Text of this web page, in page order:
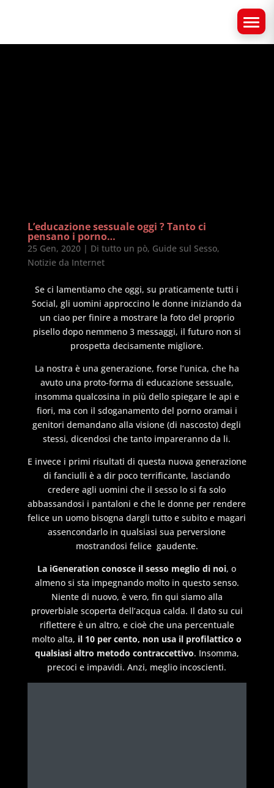
L’educazione sessuale oggi ? Tanto ci
pensano i porno…
25 Gen, 2020| Di tutto un pò, Guide sul Sesso,
Notizie da Internet
Se ci lamentiamo che oggi, su praticamente tutti i
Social, gli uomini approccino le donne iniziando da
un ciao per finire a mostrare la foto del proprio
pisello dopo nemmeno 3 messaggi, il futuro non si
prospetta decisamente migliore.
La nostra è una generazione, forse l’unica, che ha
avuto una proto-forma di educazione sessuale,
insomma qualcosina in più dello spiegare le api e
fiori, ma con il sdoganamento del porno oramai i
genitori demandano alla visione (di nascosto) degli
stessi, dicendosi che tanto impareranno da li.
E invece i primi risultati di questa nuova generazione
di fanciulli è a dir poco terrificante, lasciando
credere agli uomini che il sesso lo si fa solo
abbassandosi i pantaloni e che le donne per rendere
felice un uomo bisogna dargli tutto e subito e magari
assencondarlo in qualsiasi sua perversione
mostrandosi felice gaudente.
La iGeneration conosce il sesso meglio di noi, o
almeno si sta impegnando molto in questo senso.
Niente di nuovo, è vero, fin qui siamo alla
proverbiale scoperta dell’acqua calda. Il dato su cui
riflettere è un altro, e cioè che una percentuale
molto alta, il 10 per cento, non usa il profilattico o
qualsiasi altro metodo contraccettivo. Insomma,
precoci e impavidi. Anzi, meglio incoscienti.